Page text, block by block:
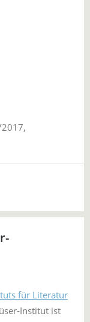
für Literatur
Institut ist